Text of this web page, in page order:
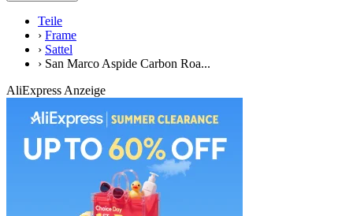
Teile
› Frame
› Sattel
› San Marco Aspide Carbon Roa...
AliExpress Anzeige